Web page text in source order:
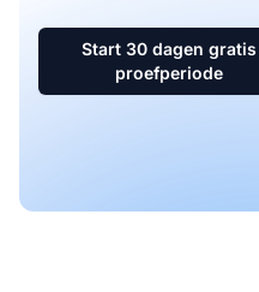
Start 30 dagen gratis
proefperiode